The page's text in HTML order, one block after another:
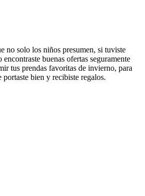
no solo los niños presumen, si tuviste
buenas ofertas seguramente
tus prendas favoritas de invierno, para
portaste bien y recibiste regalos.